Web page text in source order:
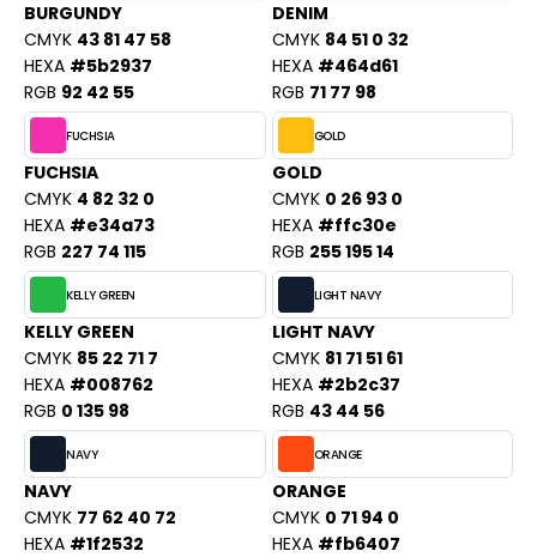
GEN
MORNING STUDIOS
SEGURIDAD
BURGUNDY
CMYK 43 81 47 58
HEXA #5b2937
RGB 92 42 55
DENIM
CMYK 84 51 0 32
HEXA #464d61
RGB 71 77 98
FUCHSIA
FUCHSIA
CMYK 4 82 32 0
HEXA #e34a73
RGB 227 74 115
GOLD
GOLD
CMYK 0 26 93 0
HEXA #ffc30e
RGB 255 195 14
KELLY GREEN
KELLY GREEN
CMYK 85 22 71 7
HEXA #008762
RGB 0 135 98
LIGHT NAVY
LIGHT NAVY
CMYK 81 71 51 61
HEXA #2b2c37
RGB 43 44 56
NAVY
NAVY
CMYK 77 62 40 72
HEXA #1f2532
ORANGE
ORANGE
CMYK 0 71 94 0
HEXA #fb6407